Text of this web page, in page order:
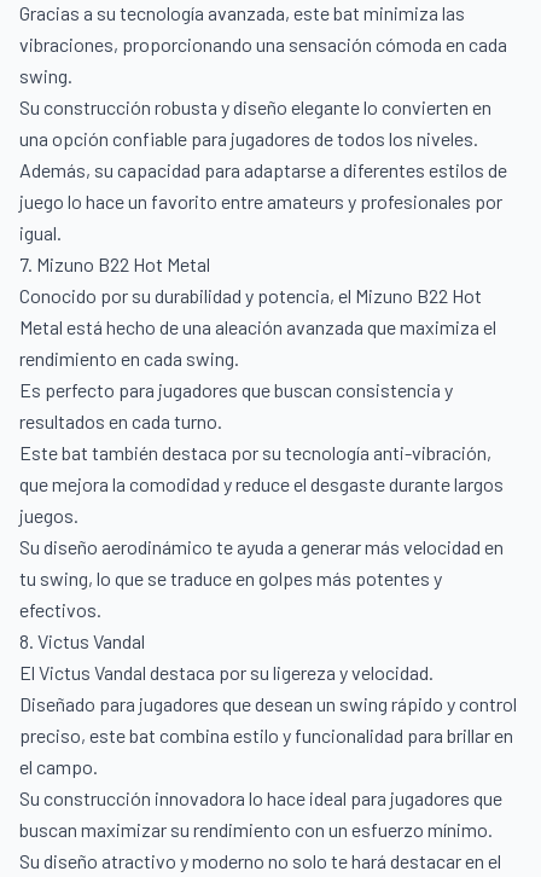
Gracias a su tecnología avanzada, este bat minimiza las
vibraciones, proporcionando una sensación cómoda en cada
swing.
Su construcción robusta y diseño elegante lo convierten en
una opción confiable para jugadores de todos los niveles.
Además, su capacidad para adaptarse a diferentes estilos de
juego lo hace un favorito entre amateurs y profesionales por
igual.
7. Mizuno B22 Hot Metal
Conocido por su durabilidad y potencia, el Mizuno B22 Hot
Metal está hecho de una aleación avanzada que maximiza el
rendimiento en cada swing.
Es perfecto para jugadores que buscan consistencia y
resultados en cada turno.
Este bat también destaca por su tecnología anti-vibración,
que mejora la comodidad y reduce el desgaste durante largos
juegos.
Su diseño aerodinámico te ayuda a generar más velocidad en
tu swing, lo que se traduce en golpes más potentes y
efectivos.
8. Victus Vandal
El Victus Vandal destaca por su ligereza y velocidad.
Diseñado para jugadores que desean un swing rápido y control
preciso, este bat combina estilo y funcionalidad para brillar en
el campo.
Su construcción innovadora lo hace ideal para jugadores que
buscan maximizar su rendimiento con un esfuerzo mínimo.
Su diseño atractivo y moderno no solo te hará destacar en el